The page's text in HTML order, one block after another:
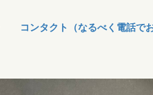
コンタクト（なるべく電話で